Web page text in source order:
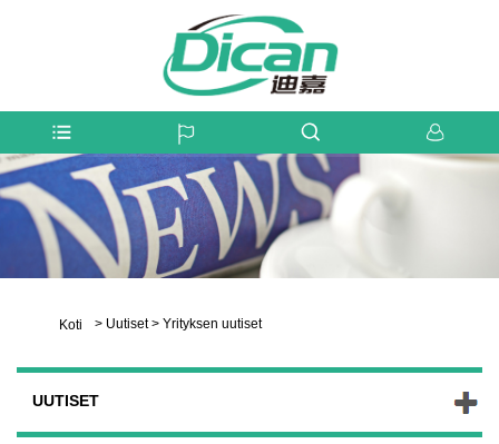
Koti > Uutiset > Yrityksen uutiset
UUTISET